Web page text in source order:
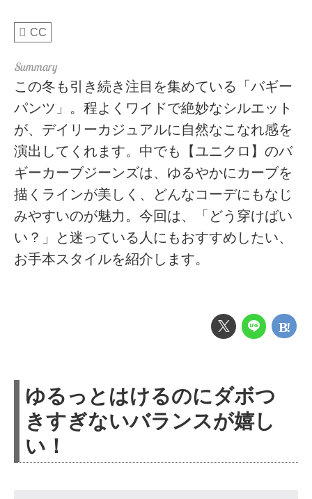
CC
この冬も引き続き注目を集めている「バギー
パンツ」。程よくワイドで絶妙なシルエット
が、デイリーカジュアルに自然なこなれ感を
演出してくれます。中でも【ユニクロ】のバ
ギーカーブジーンズは、ゆるやかにカーブを
描くラインが美しく、どんなコーデにもなじ
みやすいのが魅力。今回は、「どう穿けばい
い？」と迷っている人にもおすすめしたい、
お手本スタイルを紹介します。
ゆるっとはけるのにダボつ
きすぎないバランスが嬉し
い！